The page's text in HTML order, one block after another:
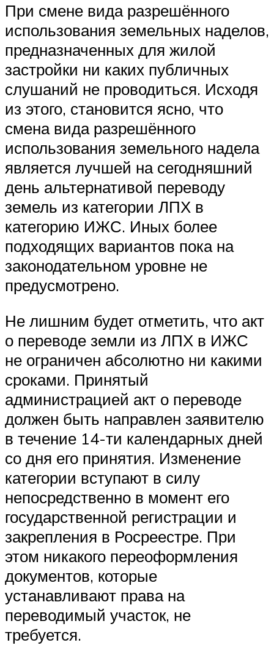
При смене вида разрешённого
использования земельных наделов,
предназначенных для жилой
застройки ни каких публичных
слушаний не проводиться. Исходя
из этого, становится ясно, что
смена вида разрешённого
использования земельного надела
является лучшей на сегодняшний
день альтернативой переводу
земель из категории ЛПХ в
категорию ИЖС. Иных более
подходящих вариантов пока на
законодательном уровне не
предусмотрено.
Не лишним будет отметить, что акт
о переводе земли из ЛПХ в ИЖС
не ограничен абсолютно ни какими
сроками. Принятый
администрацией акт о переводе
должен быть направлен заявителю
в течение 14-ти календарных дней
со дня его принятия. Изменение
категории вступают в силу
непосредственно в момент его
государственной регистрации и
закрепления в Росреестре. При
этом никакого переоформления
документов, которые
устанавливают права на
переводимый участок, не
требуется.